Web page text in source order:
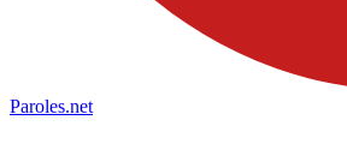
Paroles.net